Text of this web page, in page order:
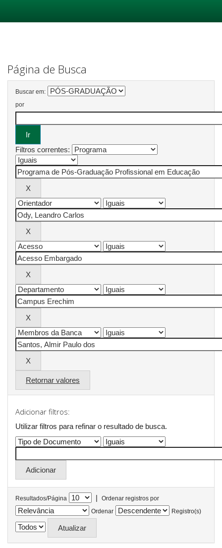
Página de Busca
Buscar em:
por
Filtros correntes:
Retornar valores
Adicionar filtros:
Utilizar filtros para refinar o resultado de busca.
Resultados/Página |
Ordenar registros por
Ordenar
Registro(s)